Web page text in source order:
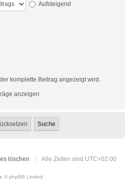
Aufsteigend
komplette Beitrag angezeigt wird.
anzeigen
löschen Alle Zeiten sind UTC+02:00
© phpBB Limited